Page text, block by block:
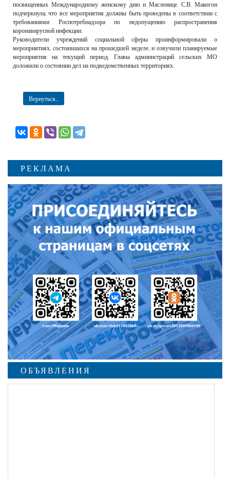
посвященных Международному женскому дню и Масленице. С.В. Макогон
подчеркнула, что все мероприятия должны быть проведены в соответствии с
требованиями Роспотребнадзора по недопущению распространения
коронавирусной инфекции.
Руководители учреждений социальной сферы проинформировали о
мероприятиях, состоявшихся на прошедшей неделе, и озвучили планируемые
мероприятия на текущий период. Главы администраций сельских МО
доложили о состоянии дел на подведомственных территориях.
Вернуться...
РЕКЛАМА
ОБЪЯВЛЕНИЯ